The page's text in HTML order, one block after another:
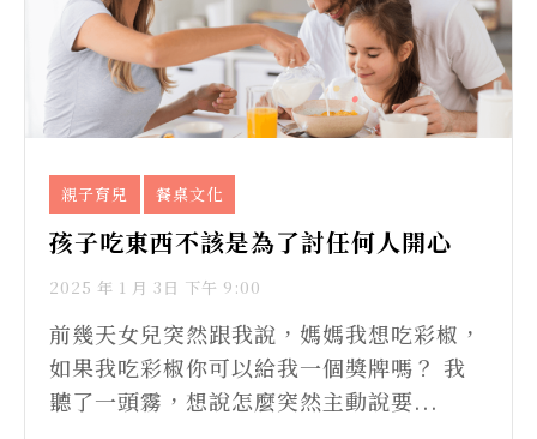
親子育兒 餐桌文化
孩子吃東西不該是為了討任何人開心
2025 年 1 月 3日 下午 9:00
前幾天女兒突然跟我說，媽媽我想吃彩椒，
如果我吃彩椒你可以給我一個獎牌嗎？​ 我
聽了一頭霧，想說怎麼突然主動說要...